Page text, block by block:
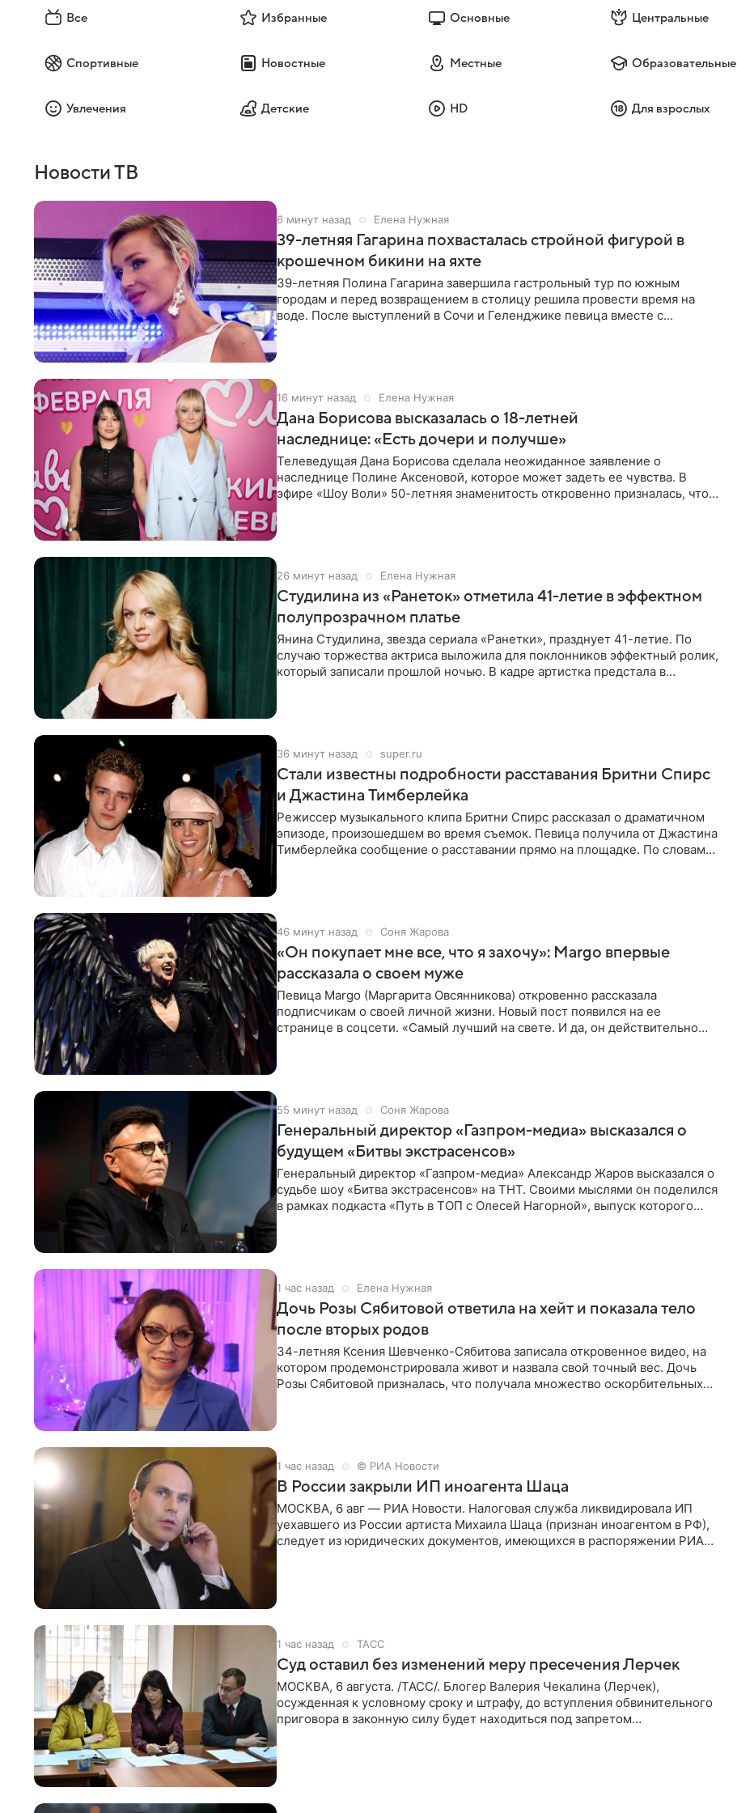
Все Избранные Основные Центральные
Спортивные Новостные Местные Образовательные
Увлечения Детские HD Для взрослых
Новости ТВ
6 минут назад Елена Нужная
39-летняя Гагарина похвасталась стройной фигурой в
крошечном бикини на яхте
39-летняя Полина Гагарина завершила гастрольный тур по южным
городам и перед возвращением в столицу решила провести время на
воде. После выступлений в Сочи и Геленджике певица вместе с
16 минут назад Елена Нужная
Дана Борисова высказалась о 18-летней
наследнице: «Есть дочери и получше»
Телеведущая Дана Борисова сделала неожиданное заявление о
наследнице Полине Аксеновой, которое может задеть ее чувства. В
эфире «Шоу Воли» 50-летняя знаменитость откровенно призналась, что
26 минут назад Елена Нужная
Студилина из «Ранеток» отметила 41-летие в эффектном
полупрозрачном платье
Янина Студилина, звезда сериала «Ранетки», празднует 41-летие. По
случаю торжества актриса выложила для поклонников эффектный ролик,
который записали прошлой ночью. В кадре артистка предстала в
36 минут назад super.ru
Стали известны подробности расставания Бритни Спирс
и Джастина Тимберлейка
Режиссер музыкального клипа Бритни Спирс рассказал о драматичном
эпизоде, произошедшем во время съемок. Певица получила от Джастина
Тимберлейка сообщение о расставании прямо на площадке. По словам
46 минут назад Соня Жарова
«Он покупает мне все, что я захочу»: Margo впервые
рассказала о своем муже
Певица Margo (Маргарита Овсянникова) откровенно рассказала
подписчикам о своей личной жизни. Новый пост появился на ее
странице в соцсети. «Самый лучший на свете. И да, он действительно
55 минут назад Соня Жарова
Генеральный директор «Газпром-медиа» высказался о
будущем «Битвы экстрасенсов»
Генеральный директор «Газпром-медиа» Александр Жаров высказался о
судьбе шоу «Битва экстрасенсов» на ТНТ. Своими мыслями он поделился
в рамках подкаста «Путь в ТОП с Олесей Нагорной», выпуск которого
1 час назад Елена Нужная
Дочь Розы Сябитовой ответила на хейт и показала тело
после вторых родов
34-летняя Ксения Шевченко-Сябитова записала откровенное видео, на
котором продемонстрировала живот и назвала свой точный вес. Дочь
Розы Сябитовой призналась, что получала множество оскорбительных
1 час назад © РИА Новости
В России закрыли ИП иноагента Шаца
МОСКВА, 6 авг — РИА Новости. Налоговая служба ликвидировала ИП
уехавшего из России артиста Михаила Шаца (признан иноагентом в РФ),
следует из юридических документов, имеющихся в распоряжении РИА
1 час назад ТАСС
Суд оставил без изменений меру пресечения Лерчек
МОСКВА, 6 августа. /ТАСС/. Блогер Валерия Чекалина (Лерчек),
осужденная к условному сроку и штрафу, до вступления обвинительного
приговора в законную силу будет находиться под запретом